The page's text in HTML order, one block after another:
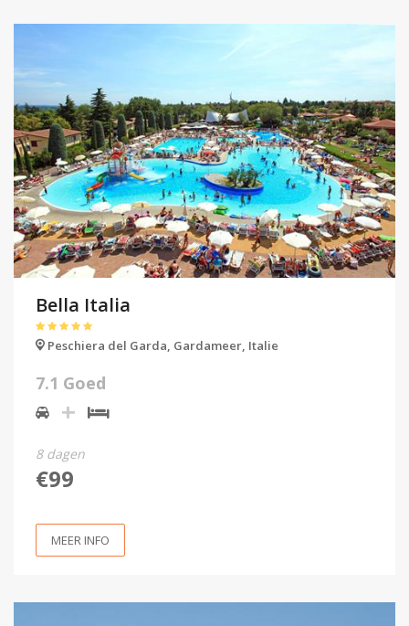
Bella Italia
Peschiera del Garda, Gardameer, Italie
7.1 Goed
8 dagen
€99
MEER INFO